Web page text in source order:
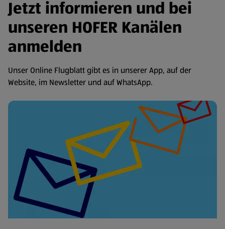
Jetzt informieren und bei
unseren HOFER Kanälen
anmelden
Unser Online Flugblatt gibt es in unserer App, auf der
Website, im Newsletter und auf WhatsApp.